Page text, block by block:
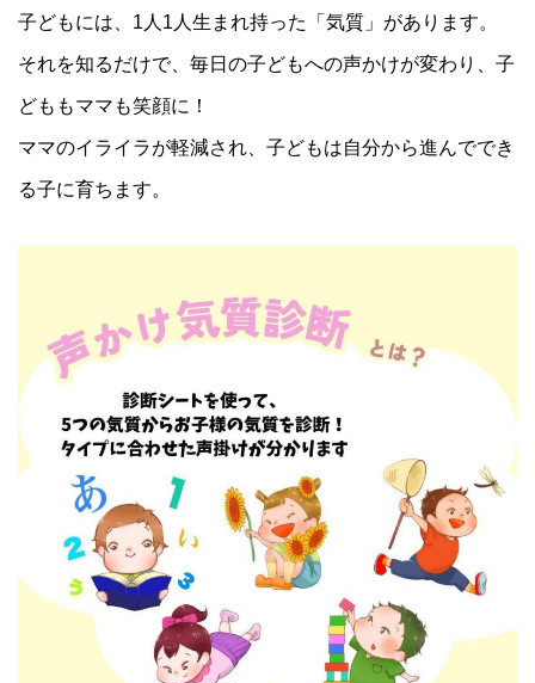
子どもには、1人1人生まれ持った「気質」があります。
それを知るだけで、毎日の子どもへの声かけが変わり、子
どももママも笑顔に！
ママのイライラが軽減され、子どもは自分から進んででき
る子に育ちます。